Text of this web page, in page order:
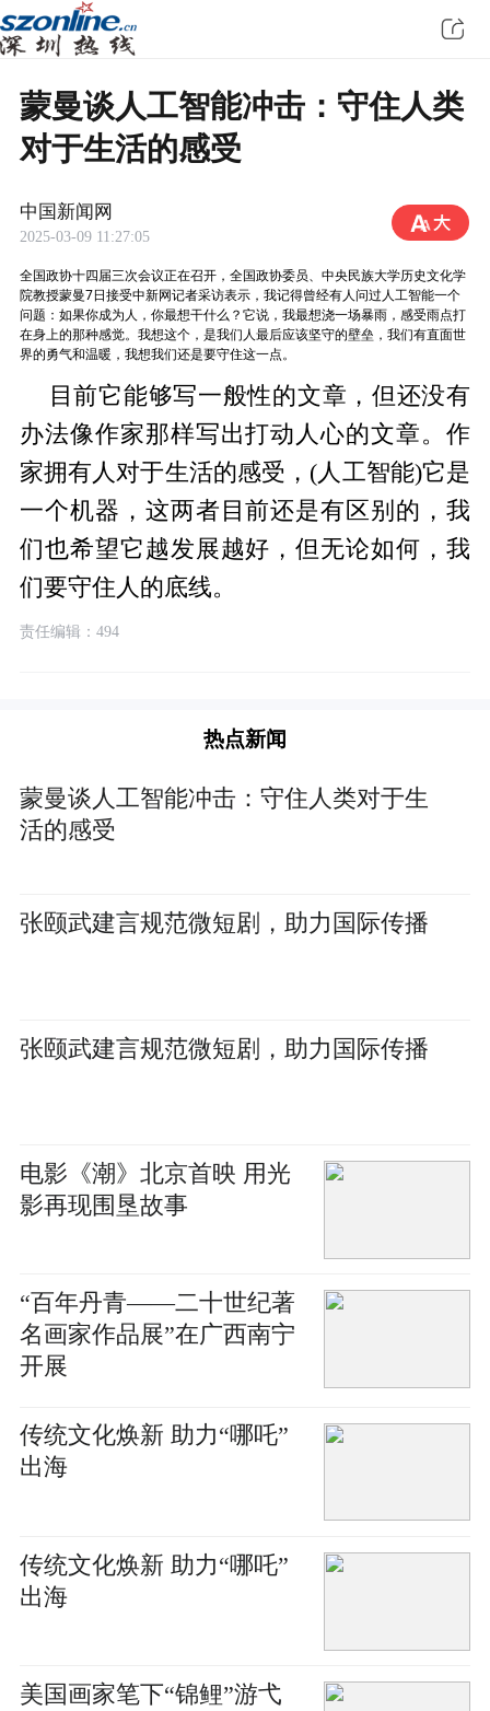
蒙曼谈人工智能冲击：守住人类
对于生活的感受
中国新闻网
2025-03-09 11:27:05
全国政协十四届三次会议正在召开，全国政协委员、中央民族大学历史文化学
院教授蒙曼7日接受中新网记者采访表示，我记得曾经有人问过人工智能一个
问题：如果你成为人，你最想干什么？它说，我最想浇一场暴雨，感受雨点打
在身上的那种感觉。我想这个，是我们人最后应该坚守的壁垒，我们有直面世
界的勇气和温暖，我想我们还是要守住这一点。
目前它能够写一般性的文章，但还没有
办法像作家那样写出打动人心的文章。作
家拥有人对于生活的感受，(人工智能)它是
一个机器，这两者目前还是有区别的，我
们也希望它越发展越好，但无论如何，我
们要守住人的底线。
责任编辑：494
热点新闻
蒙曼谈人工智能冲击：守住人类对于生
活的感受
张颐武建言规范微短剧，助力国际传播
张颐武建言规范微短剧，助力国际传播
电影《潮》北京首映 用光
影再现围垦故事
“百年丹青——二十世纪著
名画家作品展”在广西南宁
开展
传统文化焕新 助力“哪吒”
出海
传统文化焕新 助力“哪吒”
出海
美国画家笔下“锦鲤”游弋